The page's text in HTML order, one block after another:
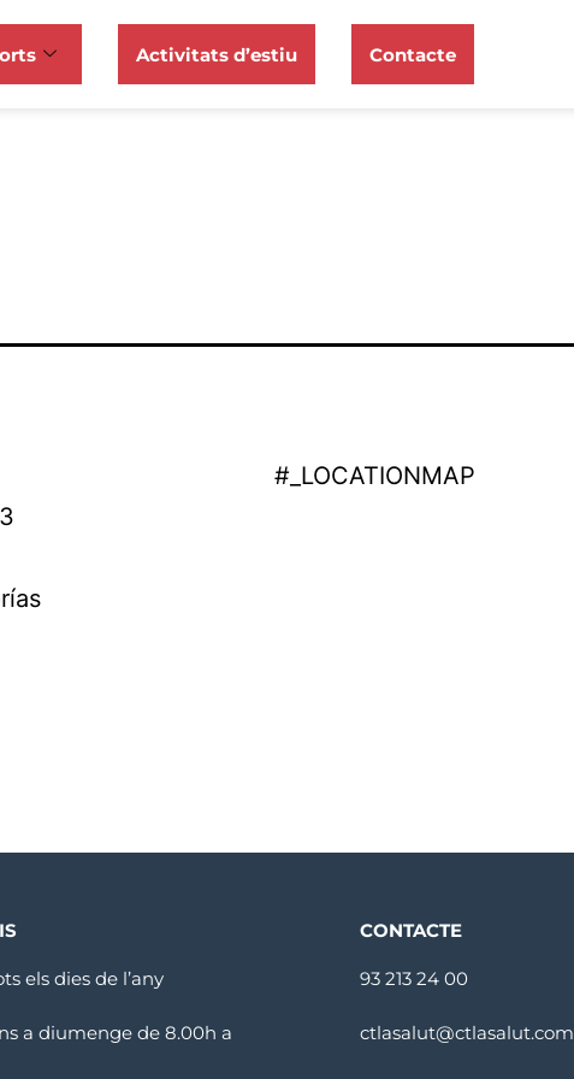
Activitats d’estiu Contacte
#_LOCATIONMAP
els dies de l’any
a diumenge de 8.00h a
CONTACTE
93 213 24 00
ctlasalut@ctlasalut.com